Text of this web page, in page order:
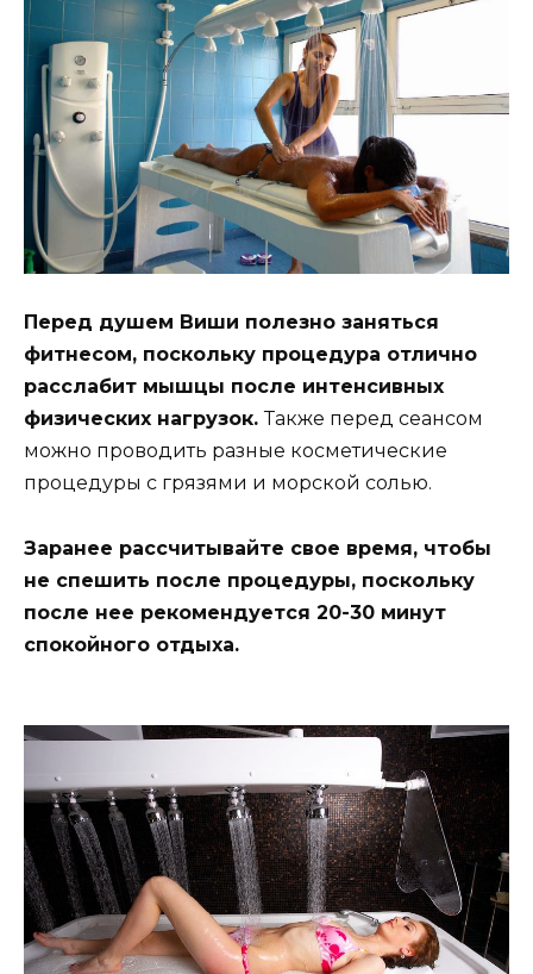
Перед душем Виши полезно заняться
фитнесом, поскольку процедура отлично
расслабит мышцы после интенсивных
физических нагрузок.Также перед сеансом
можно проводить разные косметические
процедуры с грязями и морской солью.
Заранее рассчитывайте свое время, чтобы
не спешить после процедуры, поскольку
после нее рекомендуется 20-30 минут
спокойного отдыха.